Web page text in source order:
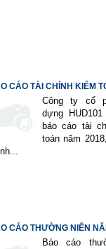
CÁO TÀI CHÍNH KIỂM
Công ty cổ
dựng
báo cáo tài
toán năm
CÁO THƯỜNG NIÊN
Báo cáo